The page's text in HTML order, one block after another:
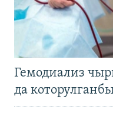
Гемодиализ
да